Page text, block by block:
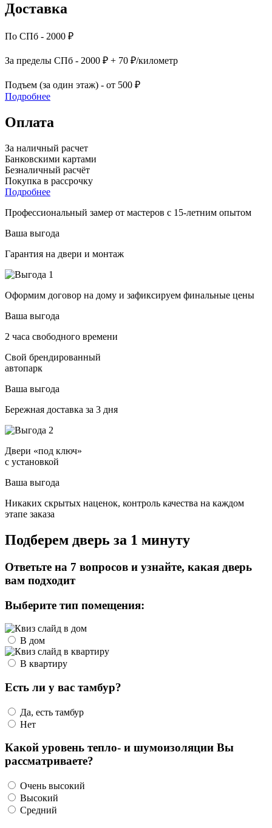
Доставка
По СПб - 2000 ₽
За пределы СПб - 2000 ₽ + 70 ₽/километр
Подъем (за один этаж) - от 500 ₽
Подробнее
Оплата
За наличный расчет
Банковскими картами
Безналичный расчёт
Покупка в рассрочку
Подробнее
Профессиональный замер от мастеров с 15-летним опытом
Ваша выгода
Гарантия на двери и монтаж
Оформим договор на дому и зафиксируем финальные цены
Ваша выгода
2 часа свободного времени
Свой брендированный
автопарк
Ваша выгода
Бережная доставка за 3 дня
Двери «под ключ»
с установкой
Ваша выгода
Никаких скрытых наценок, контроль качества на каждом
этапе заказа
Подберем дверь за 1 минуту
Ответьте на 7 вопросов и узнайте, какая дверь
вам подходит
Выберите тип помещения:
В дом
В квартиру
Есть ли у вас тамбур?
Да, есть тамбур
Нет
Какой уровень тепло- и шумоизоляции Вы
рассматриваете?
Очень высокий
Высокий
Средний